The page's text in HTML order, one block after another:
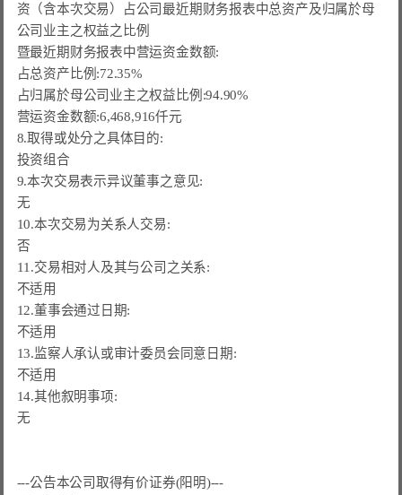
资（含本次交易）占公司最近期财务报表中总资产及归属於母
公司业主之权益之比例
暨最近期财务报表中营运资金数额:
占总资产比例:72.35%
占归属於母公司业主之权益比例:94.90%
营运资金数额:6,468,916仟元
8.取得或处分之具体目的:
投资组合
9.本次交易表示异议董事之意见:
无
10.本次交易为关系人交易:
否
11.交易相对人及其与公司之关系:
不适用
12.董事会通过日期:
不适用
13.监察人承认或审计委员会同意日期:
不适用
14.其他叙明事项:
无
---公告本公司取得有价证券(阳明)---